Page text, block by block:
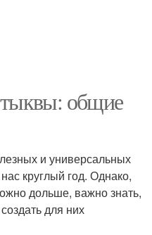
тыквы: общие
и универсальных
круглый год. Однако,
дольше, важно знать,
для них